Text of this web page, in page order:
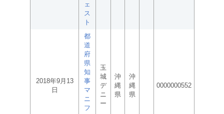
ェ
ス
ト
2018年9月13
日
都
道
府
県
知
事
マ
ニ
フ
玉
城
デ
ニ
ー
沖
縄
県
沖
縄
県
0000000552